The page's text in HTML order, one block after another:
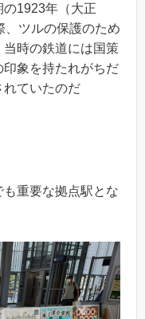
1923年（大正
、ツルの保護のため
時の鉄道には国策
象を持たれがちだ
れていたのだ
重要な拠点駅とな